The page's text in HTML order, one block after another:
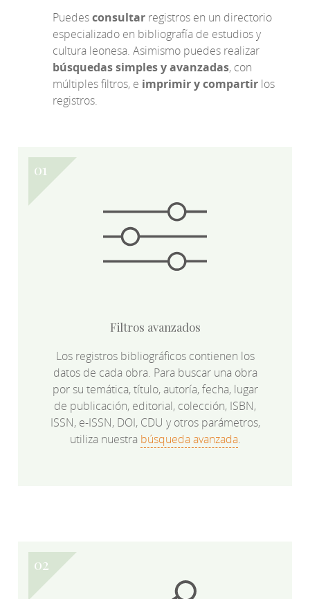
Puedesconsultar registros en un directorio
especializado en bibliografía de estudios y
cultura leonesa. Asimismo puedes realizar
búsquedas simples y avanzadas, con
múltiples filtros, e imprimir y compartir los
registros.
Filtros avanzados
Los registros bibliográficos contienen los
datos de cada obra. Para buscar una obra
por su temática, título, autoría, fecha, lugar
de publicación, editorial, colección, ISBN,
ISSN, e-ISSN, DOI, CDU y otros parámetros,
utiliza nuestra búsqueda avanzada.